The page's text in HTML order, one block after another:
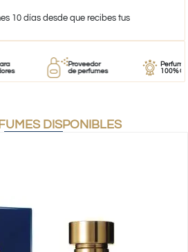
10 días desde que recibes tus
Proveedor
de perfumes
Perfumes
100%
DISPONIBLES